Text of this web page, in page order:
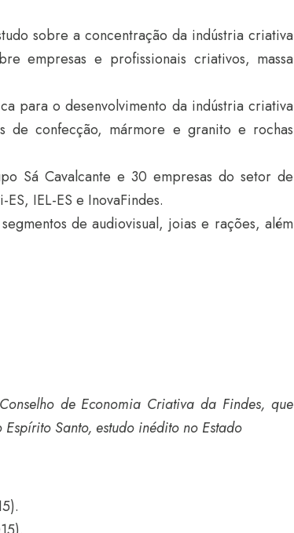
sobre a concentração da indústria criativa
empresas e profissionais criativos, massa
para o desenvolvimento da indústria criativa
de confecção, mármore e granito e rochas
Sá Cavalcante e 30 empresas do setor de
IEL-ES e InovaFindes.
de audiovisual, joias e rações, além
de Economia Criativa da Findes, que
Santo, estudo inédito no Estado